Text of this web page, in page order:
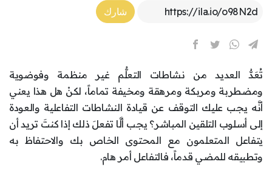
Article Link
شارك
تُعَدُّ العديد من نشاطات التعلُّم غير منظمة وفوضوية
ومضطربة ومربكة ومرهقة ومخيفة تماماً، لكنْ هل هذا يعني
أنَّه يجب عليك التوقف عن قيادة النشاطات التفاعلية والعودة
إلى أسلوب التلقين المباشر؟ يجب ألَّا تفعلَ ذلك إذا كنتَ تريد أن
يتفاعل المتعلمون مع المحتوى الخاص بك والاحتفاظ به
وتطبيقه للمضي قدماً، فالتفاعل أمر هام.